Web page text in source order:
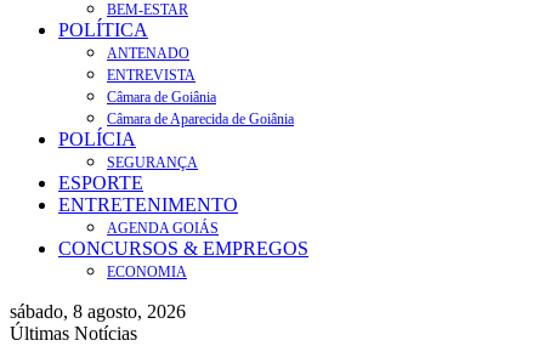
BEM-ESTAR
POLÍTICA
ANTENADO
ENTREVISTA
Câmara de Goiânia
Câmara de Aparecida de Goiânia
POLÍCIA
SEGURANÇA
ESPORTE
ENTRETENIMENTO
AGENDA GOIÁS
CONCURSOS & EMPREGOS
ECONOMIA
sábado, 8 agosto, 2026
Últimas Notícias